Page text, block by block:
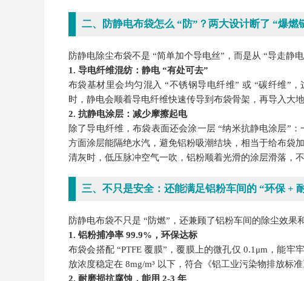
二、防静电布袋怎么 “防”？两大设计断了 “爆燃
防静电除尘布袋不是 “简单加个导电丝”，而是从 “导走静
1. 导电纤维混纺：静电 “有处可去”
布袋基材里会均匀混入 “不锈钢导电纤维” 或 “碳纤维”
时，静电会顺着导电纤维快速传导到布袋骨架，再导入大
2. 抗静电涂层：减少摩擦起电
除了导电纤维，布袋表面还会涂一层 “纳米抗静电涂层”
方面涂层能隔绝水汽，避免铝粉吸潮结块，相当于给布袋加
清灰时，低压脉冲空气一吹，铝粉顺着光滑的涂层滑落，
三、不只是安全：还能满足铝粉车间的 “环保 +
防静电布袋不只是 “防燃”，还兼顾了铝粉车间的除尘效果
1. 铝粉捕净率 99.9%，环保达标
布袋会搭配 “PTFE 覆膜”，覆膜上的微孔仅 0.1μm，能
放浓度稳定在 8mg/m³ 以下，符合《铝工业污染物排放标
2. 耐磨损抗腐蚀，能用 2-3 年